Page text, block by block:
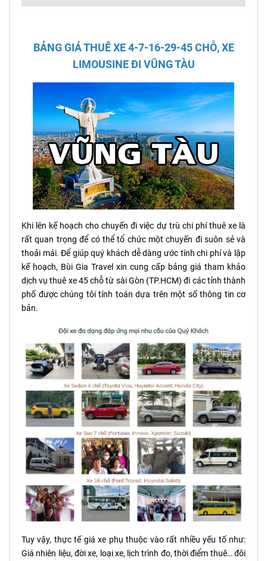
BẢNG GIÁ THUÊ XE 4-7-16-29-45 CHỖ, XE
LIMOUSINE ĐI VŨNG TÀU
Khi lên kế hoạch cho chuyến đi việc dự trù chi phí thuê xe là
rất quan trọng để có thể tổ chức một chuyến đi suôn sẻ và
thoải mái. Để giúp quý khách dễ dàng ước tính chi phí và lập
kế hoạch, Bùi Gia Travel xin cung cấp bảng giá tham khảo
dịch vụ thuê xe 45 chỗ từ sài Gòn (TP.HCM) đi các tỉnh thành
phố được chúng tôi tính toán dựa trên một số thông tin cơ
bản.
Tuy vậy, thực tế giá xe phụ thuộc vào rất nhiều yếu tố như:
Giá nhiên liệu, đời xe, loại xe, lịch trình đo, thời điểm thuê… đôi